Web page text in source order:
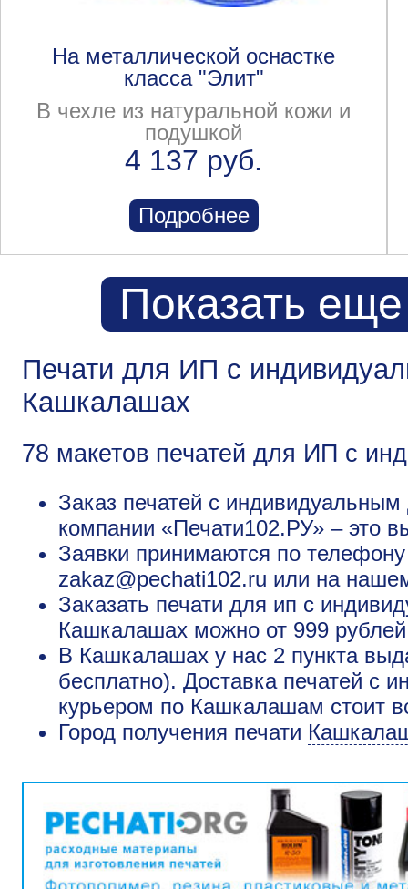
На металлической оснастке
класса "Элит"
В чехле из натуральной кожи и
подушкой
4 137 руб.
Подробнее
Показать
Печати для ИП с
Кашкалашах
78 макетов печатей для ИП с
Заказ печатей с
компании «Печати102.РУ» – это
Заявки принимаются по
zakaz@pechati102.ru или на
Заказать печати для ип с
Кашкалашах можно от 999
В Кашкалашах у нас 2 пункта
бесплатно). Доставка печатей с
курьером по Кашкалашам стоит
Город получения печати